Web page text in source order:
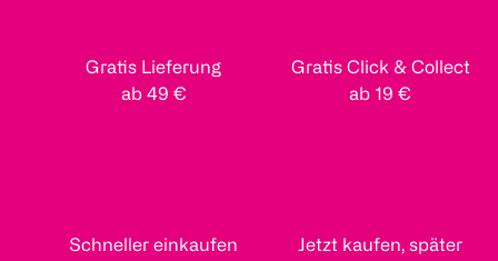
Gratis Lieferung
ab 49 €
Gratis Click & Collect
ab 19 €
Schneller einkaufen
Jetzt kaufen, später